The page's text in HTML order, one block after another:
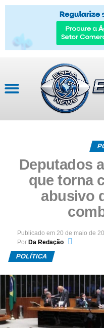
Deputados
que torna
abusivo
Publicado em 20 de maio de
Por Da Redação
POLÍTICA